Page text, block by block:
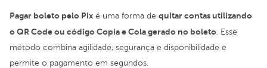
Pagar boleto pelo Pix é uma forma de quitar contas utilizando
o QR Code ou código Copia e Cola gerado no boleto. Esse
método combina agilidade, segurança e disponibilidade e
permite o pagamento em segundos.